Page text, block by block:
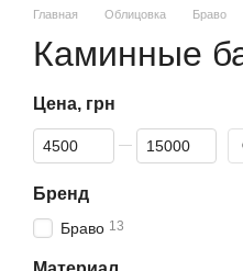
Главная Облицовка Браво
Каминные
Цена, грн
От Цена, грн
До Цена, грн
Бренд
Браво 13